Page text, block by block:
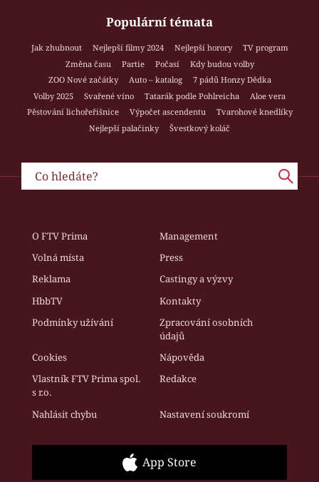
Populární témata
Jak zhubnout Nejlepší filmy 2024 Nejlepší horory
TV program
Změna času
Partie Počasí
Kdy budou volby
ZOO Nové začátky
Auto – katalog
7 pádů Honzy Dědka
Volby 2025
Svařené víno Tatarák podle Pohlreicha
Aloe vera
Pěstování lichořeřišnice
Výpočet ascendentu
Tvarohové knedlíky
Nejlepší palačinky
Švestkový koláč
O FTV Prima
Management
Volná místa
Press
Reklama
Castingy a výzvy
HbbTV
Kontakty
Podmínky užívání
Zpracování osobních
údajů
Cookies
Nápověda
Vlastník FTV Prima spol.
s r.o.
Redakce
Nahlásit chybu Nastavení soukromí
App Store